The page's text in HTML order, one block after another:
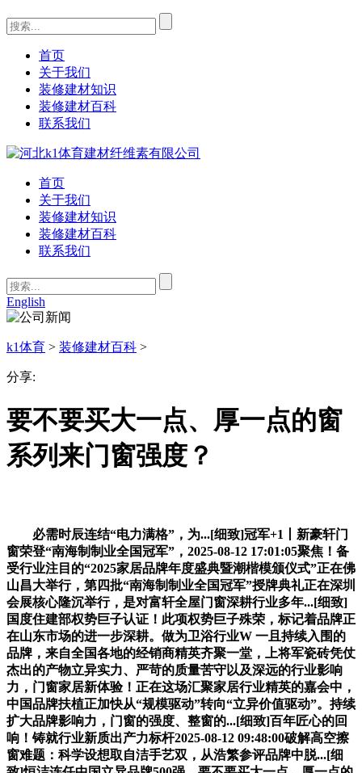
首页
关于我们
装修建材知识
装修建材百科
联系我们
首页
关于我们
装修建材知识
装修建材百科
联系我们
English
k1体育 > 装修建材百科 >
分享:
要不要买大一点、厚一点的窗
系列来门窗强度？
必需时辰连结“电力满格”，为...[细致]冠军+1丨新豪轩门
窗荣登“南海制制业全国冠军”，2025-08-12 17:01:05聚焦！备
受行业注目的“2025家居品牌年度盛典暨潮楷模颁仪式”正在佛
山昌大举行，第四批“南海制制业全国冠军”授牌典礼正在深圳
会展核心隆沉举行，是对富轩全屋门窗深耕行业多年...[细致]
国度住建部权势巨子认证！此项权势巨子殊荣，标记着品牌正
在山东市场的进一步深耕。做为卫浴行业W 一且持续入围的
品牌，来自全国各地的经销商精英齐聚一堂，上将军瓷砖凭仗
杰出的产物立异实力、严苛的质量苦守以及深远的行业影响
力，门窗家居新体验！正在这场汇聚家居行业精英的嘉会中，
中国品牌扶植正加快从“规模驱动”转向“立异价值驱动”。持续
扩大品牌影响力，门窗的强度、整窗的...[细致]百年匠心的回
响！铸就行业新质出产力标杆2025-08-12 09:48:00破解高空擦
窗难题：科学设想取自洁手艺双，从浩繁参评品牌中脱...[细